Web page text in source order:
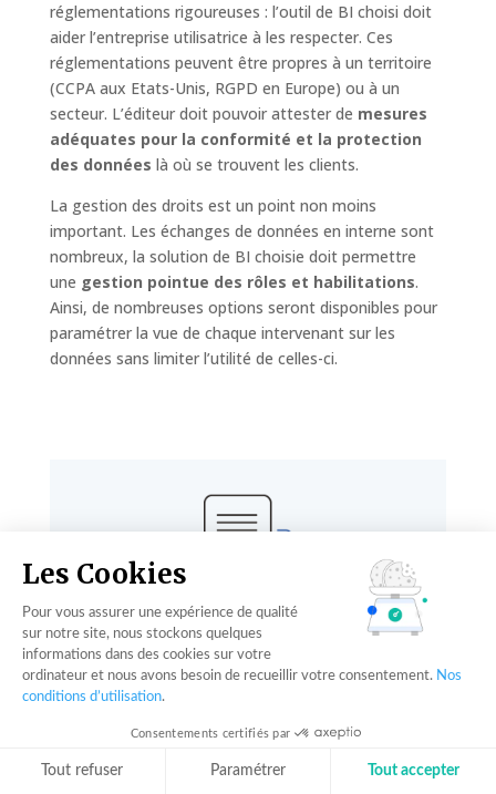
réglementations rigoureuses : l’outil de BI choisi doit
aider l’entreprise utilisatrice à les respecter. Ces
réglementations peuvent être propres à un territoire
(CCPA aux Etats-Unis, RGPD en Europe) ou à un
secteur. L’éditeur doit pouvoir attester de mesures
adéquates pour la conformité et la protection
des données là où se trouvent les clients.
La gestion des droits est un point non moins
important. Les échanges de données en interne sont
nombreux, la solution de BI choisie doit permettre
une gestion pointue des rôles et habilitations.
Ainsi, de nombreuses options seront disponibles pour
paramétrer la vue de chaque intervenant sur les
données sans limiter l’utilité de celles-ci.
En conclusion
La Big Data fait désormais de la Business
d’agilité et d’efficience. Les solutions de BI
doivent permettre de faire la différence
Les Cookies
Pour vous assurer une expérience de qualité
sur notre site, nous stockons quelques
informations dans des cookies sur votre
ordinateur et nous avons besoin de recueillir votre consentement. Nos
conditions d’utilisation.
Consentements certifiés par
Tout refuser Paramétrer Tout accepter